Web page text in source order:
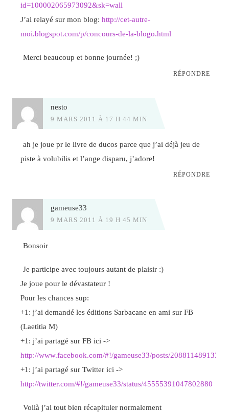
id=100002065973092&sk=wall
J’ai relayé sur mon blog:http://cet-autre-
moi.blogspot.com/p/concours-de-la-blogo.html
Merci beaucoup et bonne journée! ;)
RÉPONDRE
nesto
9 MARS 2011 À 17 H 44 MIN
ah je joue pr le livre de ducos parce que j’ai déjà jeu de
piste à volubilis et l’ange disparu, j’adore!
RÉPONDRE
gameuse33
9 MARS 2011 À 19 H 45 MIN
Bonsoir
Je participe avec toujours autant de plaisir :)
Je joue pour le dévastateur !
Pour les chances sup:
+1: j’ai demandé les éditions Sarbacane en ami sur FB
(Laetitia M)
+1: j’ai partagé sur FB ici ->
http://www.facebook.com/#!/gameuse33/posts/
+1: j’ai partagé sur Twitter ici ->
http://twitter.com/#!/gameuse33/status/45555391047802880
Voilà j’ai tout bien récapituler normalement